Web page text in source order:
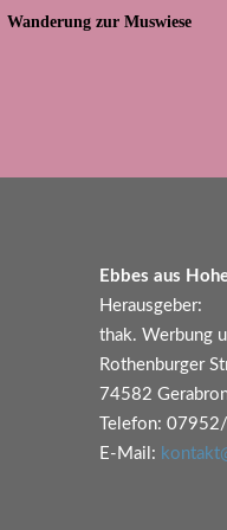
Wanderung zur Muswiese
Ebbes aus
Herausgeber:
thak. Werbung
Rothenburger
74582
Telefon:
E-Mail: